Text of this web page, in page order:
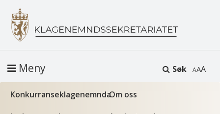
Søk A
Meny
KonkurranseklagenemndaOm oss